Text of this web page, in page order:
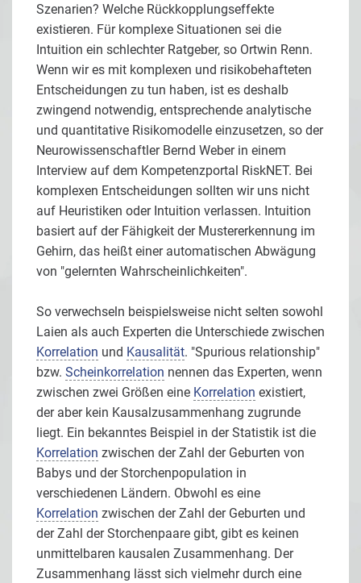
Szenarien? Welche Rückkopplungseffekte
existieren. Für komplexe Situationen sei die
Intuition ein schlechter Ratgeber, so Ortwin Renn.
Wenn wir es mit komplexen und risikobehafteten
Entscheidungen zu tun haben, ist es deshalb
zwingend notwendig, entsprechende analytische
und quantitative Risikomodelle einzusetzen, so der
Neurowissenschaftler Bernd Weber in einem
Interview auf dem Kompetenzportal RiskNET. Bei
komplexen Entscheidungen sollten wir uns nicht
auf Heuristiken oder Intuition verlassen. Intuition
basiert auf der Fähigkeit der Mustererkennung im
Gehirn, das heißt einer automatischen Abwägung
von "gelernten Wahrscheinlichkeiten".
So verwechseln beispielsweise nicht selten sowohl
Laien als auch Experten die Unterschiede zwischen
Korrelation und Kausalität. "Spurious relationship"
bzw. Scheinkorrelation nennen das Experten, wenn
zwischen zwei Größen eine Korrelation existiert,
der aber kein Kausalzusammenhang zugrunde
liegt. Ein bekanntes Beispiel in der Statistik ist die
Korrelation zwischen der Zahl der Geburten von
Babys und der Storchenpopulation in
verschiedenen Ländern. Obwohl es eine
Korrelation zwischen der Zahl der Geburten und
der Zahl der Storchenpaare gibt, gibt es keinen
unmittelbaren kausalen Zusammenhang. Der
Zusammenhang lässt sich vielmehr durch eine